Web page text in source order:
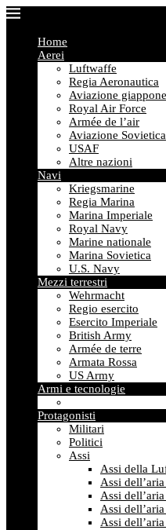
Home
Aerei
Luftwaffe
Regia Aeronautica
Aviazione
Royal Air Force
Armée de l’air
Aviazione Sovietica
USAF
Altre nazioni
Navi
Kriegsmarine
Regia Marina
Marina Imperiale
Royal Navy
Marine nationale
Marina Sovietica
U.S. Navy
Mezzi terrestri
Wehrmacht
Regio esercito
Esercito Imperiale
British Army
Armée de terre
Armata Rossa
US Army
Armi e tecnologie
Protagonisti
Militari
Politici
Assi
Assi della
Assi
Assi
Assi
Assi